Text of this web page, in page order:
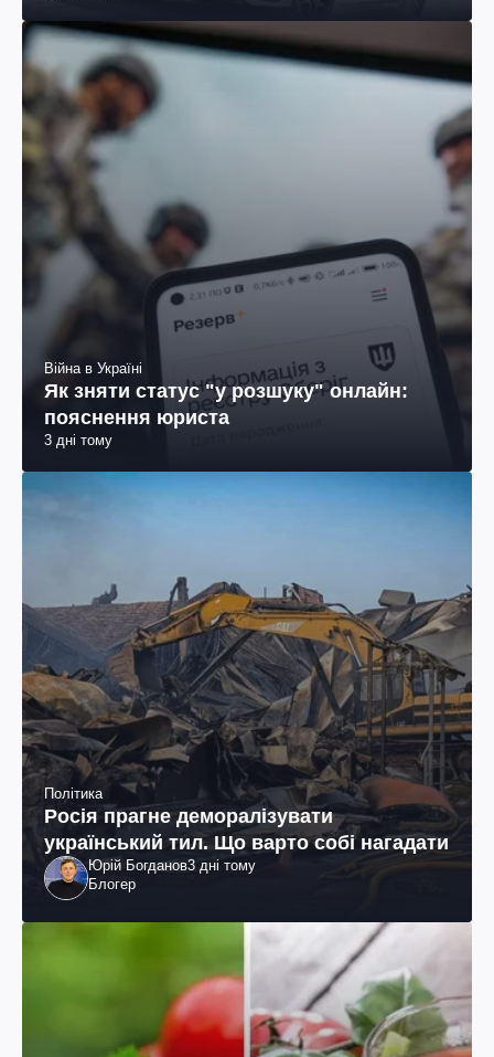
Війна в Україні
Як зняти статус "у розшуку" онлайн:
пояснення юриста
3 дні тому
Політика
Росія прагне деморалізувати
український тил. Що варто собі нагадати
Юрій Богданов3 дні тому
Блогер